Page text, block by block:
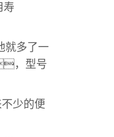
寿
多了一
，型号
少的便